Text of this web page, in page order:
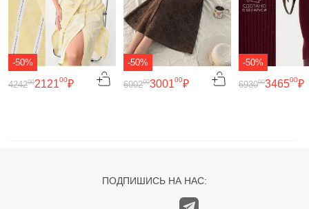
-50%
212100₽
424200
-50%
300100₽
600200
-50%
346500₽
693000
ПОДПИШИСЬ НА НАС: